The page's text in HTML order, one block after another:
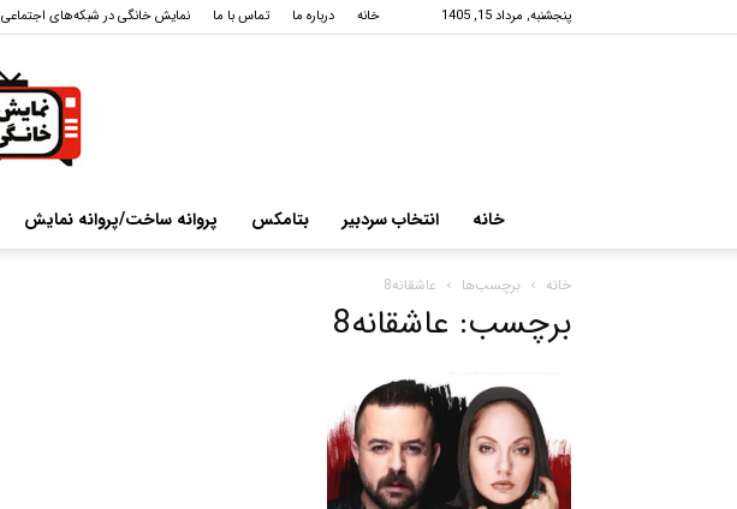
پنجشنبه, مرداد 15, 1405 خانه درباره ما تماس با ما نمایش خانگی در شبکه‌های اجتماعی
خانه انتخاب سردبیر بتامکس پروانه ساخت/پروانه نمایش
خانه برچسب‌ها عاشقانه8
برچسب: عاشقانه8